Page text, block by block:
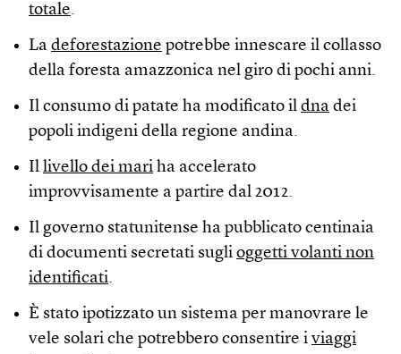
totale.
La deforestazione potrebbe innescare il collasso
della foresta amazzonica nel giro di pochi anni.
Il consumo di patate ha modificato il dna dei
popoli indigeni della regione andina.
Il livello dei mari ha accelerato
improvvisamente a partire dal 2012.
Il governo statunitense ha pubblicato centinaia
di documenti secretati sugli oggetti volanti non
identificati.
È stato ipotizzato un sistema per manovrare le
vele solari che potrebbero consentire i viaggi